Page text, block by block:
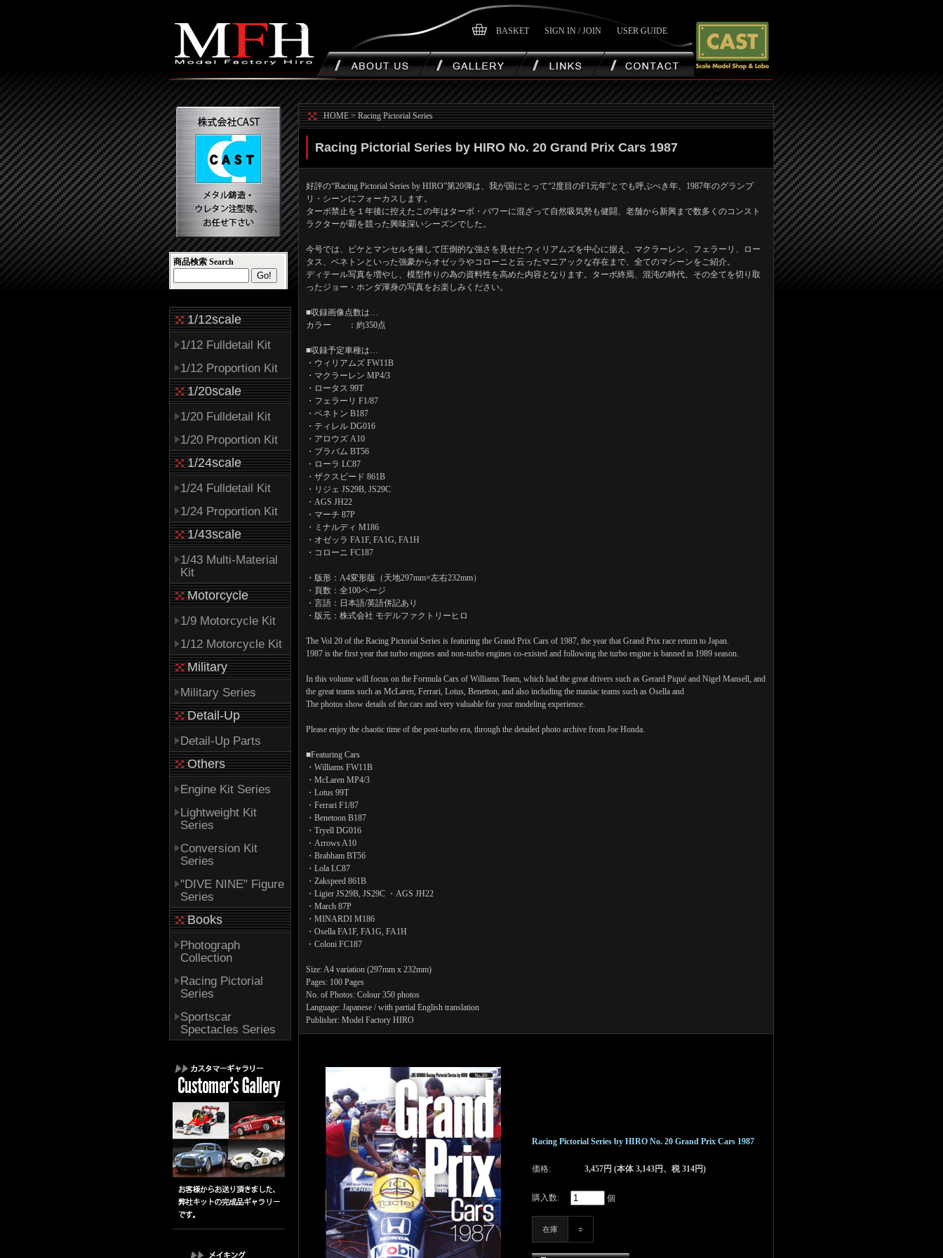
BASKET SIGN IN / JOIN USER GUIDE
商品検索 Search
1/12scale
1/12 Fulldetail Kit
1/12 Proportion Kit
1/20scale
1/20 Fulldetail Kit
1/20 Proportion Kit
1/24scale
1/24 Fulldetail Kit
1/24 Proportion Kit
1/43scale
1/43 Multi-Material
Kit
Motorcycle
1/9 Motorcycle Kit
1/12 Motorcycle Kit
Military
Military Series
Detail-Up
Detail-Up Parts
Others
Engine Kit Series
Lightweight Kit
Series
Conversion Kit
Series
"DIVE NINE" Figure
Series
Books
Photograph
Collection
Racing Pictorial
Series
Sportscar
Spectacles Series
HOME>Racing Pictorial Series
Racing Pictorial Series by HIRO No. 20 Grand Prix Cars 1987
好評の“Racing Pictorial Series by HIRO”第20弾は、我が国にとって“2度目のF1元年”とでも呼ぶべき年、1987年のグランプ
リ・シーンにフォーカスします。
ターボ禁止を１年後に控えたこの年はターボ・パワーに混ざって自然吸気勢も健闘、老舗から新興まで数多くのコンスト
ラクターが覇を競った興味深いシーズンでした。
今号では、ピケとマンセルを擁して圧倒的な強さを見せたウィリアムズを中心に据え、マクラーレン、フェラーリ、ロー
タス、ベネトンといった強豪からオゼッラやコローニと云ったマニアックな存在まで、全てのマシーンをご紹介。
ディテール写真を増やし、模型作りの為の資料性を高めた内容となります。ターボ終焉、混沌の時代、その全てを切り取
ったジョー・ホンダ渾身の写真をお楽しみください。
■収録画像点数は…
カラー ：約350点
■収録予定車種は…
・ウィリアムズ FW11B
・マクラーレン MP4/3
・ロータス 99T
・フェラーリ F1/87
・ベネトン B187
・ティレル DG016
・アロウズ A10
・ブラバム BT56
・ローラ LC87
・ザクスピード 861B
・リジェ JS29B, JS29C
・AGS JH22
・マーチ 87P
・ミナルディ M186
・オゼッラ FA1F, FA1G, FA1H
・コローニ FC187
・版形：A4変形版（天地297mm×左右232mm）
・頁数：全100ページ
・言語：日本語/英語併記あり
・版元：株式会社 モデルファクトリーヒロ
The Vol 20 of the Racing Pictorial Series is featuring the Grand Prix Cars of 1987, the year that Grand Prix race return to Japan.
1987 is the first year that turbo engines and non-turbo engines co-existed and following the turbo engine is banned in 1989 season.
In this volume will focus on the Formula Cars of Williams Team, which had the great drivers such as Gerard Piqué and Nigel Mansell, and
the great teams such as McLaren, Ferrari, Lotus, Benetton, and also including the maniac teams such as Osella and
The photos show details of the cars and very valuable for your modeling experience.
Please enjoy the chaotic time of the post-turbo era, through the detailed photo archive from Joe Honda.
■Featuring Cars
・Williams FW11B
・McLaren MP4/3
・Lotus 99T
・Ferrari F1/87
・Benetoon B187
・Tryell DG016
・Arrows A10
・Brabham BT56
・Lola LC87
・Zakspeed 861B
・Ligier JS29B, JS29C ・AGS JH22
・March 87P
・MINARDI M186
・Osella FA1F, FA1G, FA1H
・Coloni FC187
Size: A4 variation (297mm x 232mm)
Pages: 100 Pages
No. of Photos: Colour 350 photos
Language: Japanese / with partial English translation
Publisher: Model Factory HIRO
Racing Pictorial Series by HIRO No. 20 Grand Prix Cars 1987
価格: 3,457円 (本体 3,143円、税 314円)
購入数: 個
在庫 ○